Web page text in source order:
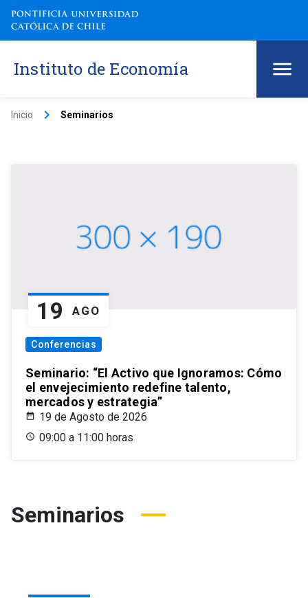
Instituto de Economía
Inicio keyboard_arrow_right Seminarios
19 AGO
Conferencias
Seminario: “El Activo que Ignoramos: Cómo
el envejecimiento redefine talento,
mercados y estrategia”
19 de Agosto de 2026
09:00 a 11:00 horas
Seminarios